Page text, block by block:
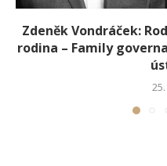
Zdeněk Vondráček:
rodina – Family